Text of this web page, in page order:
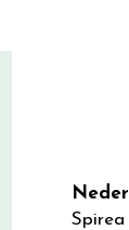
Spirea